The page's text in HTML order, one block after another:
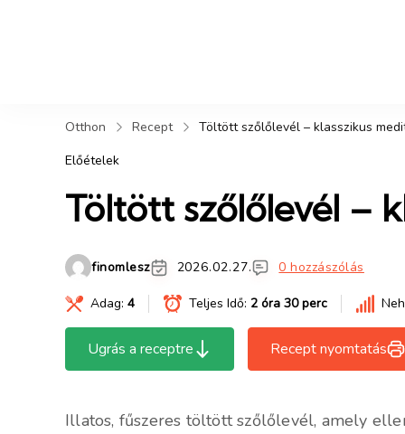
Otthon Recept
Töltött szőlőlevél – klasszikus
Előételek
Töltött szőlőlevél –
finomlesz 2026.02.27. 0 hozzászólás
Adag: 4 Teljes Idő: 2 óra 30 perc
Ugrás a receptre Recept nyomtatás
Illatos, fűszeres töltött szőlőlevél, amely